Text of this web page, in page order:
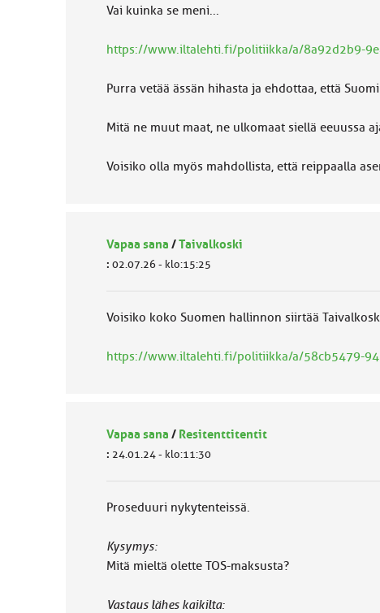
Vai kuinka se meni...
https://www.iltalehti.fi/politiikka/a/8a92d2b9-
Purra vetää ässän hihasta ja ehdottaa, että
Mitä ne muut maat, ne ulkomaat siellä eeuussa
Voisiko olla myös mahdollista, että reippaalla
Vapaa sana /Taivalkoski
: 02.07.26 - klo:15:25
Voisiko koko Suomen hallinnon siirtää
https://www.iltalehti.fi/politiikka/a/58cb5479-
Vapaa sana / Resitenttitentit
: 24.01.24 - klo:11:30
Proseduuri nykytenteissä.
Kysymys:
Mitä mieltä olette TOS-maksusta?
Vastaus lähes kaikilta: